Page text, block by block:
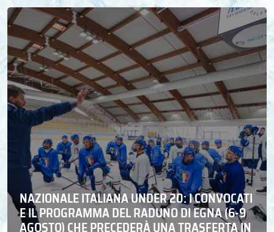
NAZIONALE ITALIANA UNDER 20: I CONVOCATI
E IL PROGRAMMA DEL RADUNO DI EGNA (6-9
AGOSTO) CHE PRECEDERÀ UNA TRASFERTA IN